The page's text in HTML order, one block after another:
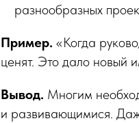
разнообразных
Пример. «Когда
ценят. Это дало новый
Вывод. Многим
и развивающимися.